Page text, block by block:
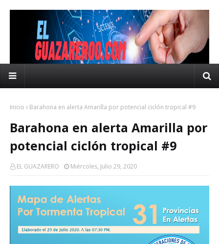
Inicio Barahona en alerta Amarilla por potencial ciclón tropical #9
Barahona en alerta Amarilla por
potencial ciclón tropical #9
EL GUAZARERO Miércoles, Julio 29, 2020